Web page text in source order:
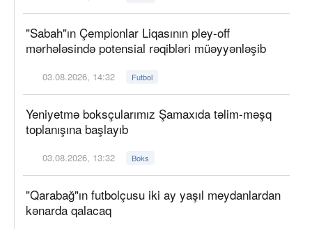
"Sabah"ın Çempionlar Liqasının pley-off
mərhələsində potensial rəqibləri müəyyənləşib
03.08.2026, 14:32 Futbol
Yeniyetmə boksçularımız Şamaxıda təlim-məşq
toplanışına başlayıb
03.08.2026, 13:32 Boks
"Qarabağ"ın futbolçusu iki ay yaşıl meydanlardan
kənarda qalacaq